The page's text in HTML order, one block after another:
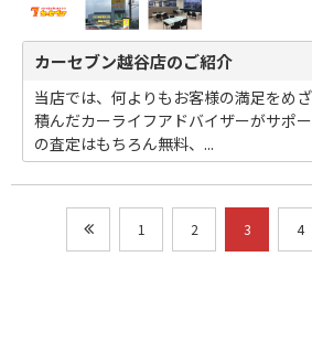
カーセブン越谷店のご紹介
当店では、何よりもお客様の満足をめ
積んだカーライフアドバイザーがサポ
の査定はもちろん無料、...
1 2 3 4